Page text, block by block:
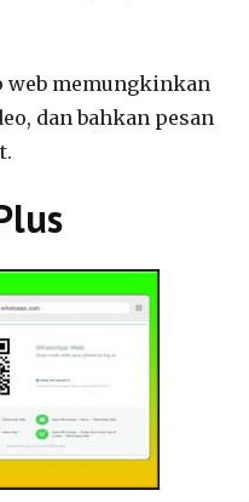
memungkinkan
dan bahkan pesan